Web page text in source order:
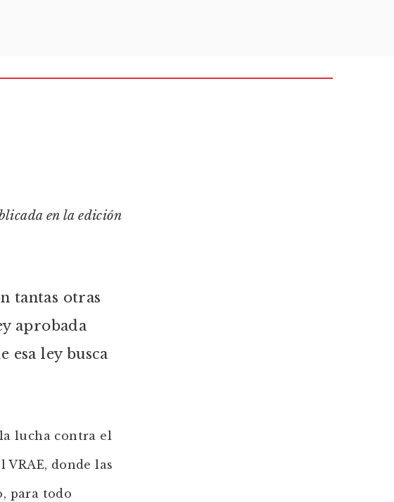
en la edición
tantas otras
aprobada
esa ley busca
lucha contra el
donde las
para todo